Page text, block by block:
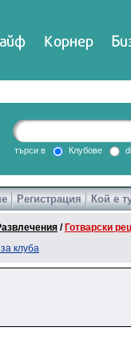
Корнер
търси в Клубове
Регистрация Кой е
/ Готварски
клуба